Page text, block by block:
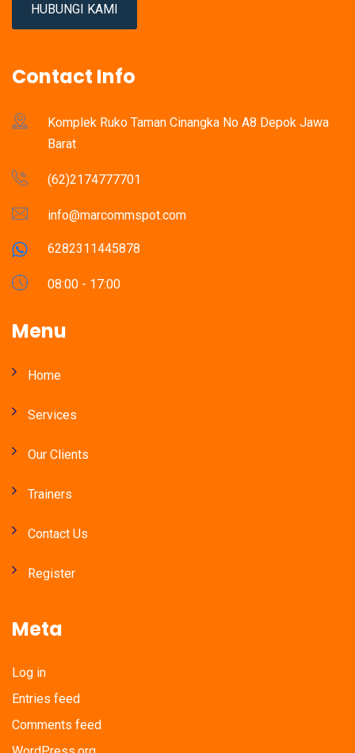
HUBUNGI KAMI
Contact Info
Komplek Ruko Taman Cinangka No A8 Depok Jawa
Barat
(62)2174777701
info@marcommspot.com
6282311445878
08:00 - 17:00
Menu
Home
Services
Our Clients
Trainers
Contact Us
Register
Meta
Log in
Entries feed
Comments feed